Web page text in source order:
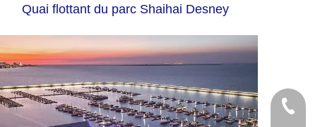
Quai flottant du parc Shaihai Desney
+86-